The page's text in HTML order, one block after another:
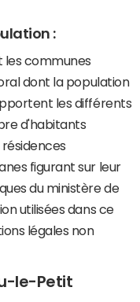
:
communes
dont la population
les différents
d'habitants
figurant sur leur
du ministère de
utilisées dans ce
légales non
le-Petit